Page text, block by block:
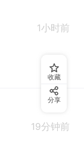
1小时前
19分钟前
收藏
分享